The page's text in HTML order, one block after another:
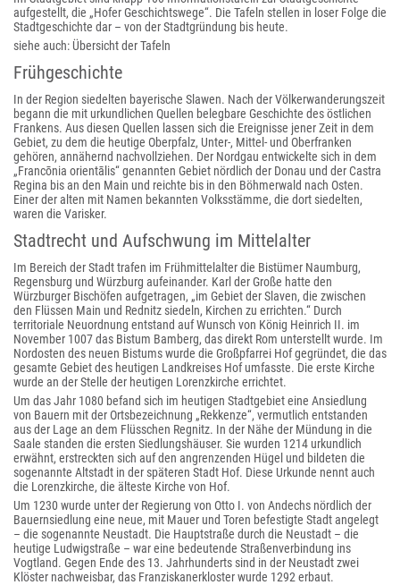
aufgestellt, die „Hofer Geschichtswege“. Die Tafeln stellen in loser Folge die
Stadtgeschichte dar – von der Stadtgründung bis heute.
siehe auch: Übersicht der Tafeln
Frühgeschichte
In der Region siedelten bayerische Slawen. Nach der Völkerwanderungszeit
begann die mit urkundlichen Quellen belegbare Geschichte des östlichen
Frankens. Aus diesen Quellen lassen sich die Ereignisse jener Zeit in dem
Gebiet, zu dem die heutige Oberpfalz, Unter-, Mittel- und Oberfranken
gehören, annähernd nachvollziehen. Der Nordgau entwickelte sich in dem
„Francōnia orientālis“ genannten Gebiet nördlich der Donau und der Castra
Regina bis an den Main und reichte bis in den Böhmerwald nach Osten.
Einer der alten mit Namen bekannten Volksstämme, die dort siedelten,
waren die Varisker.
Stadtrecht und Aufschwung im Mittelalter
Im Bereich der Stadt trafen im Frühmittelalter die Bistümer Naumburg,
Regensburg und Würzburg aufeinander. Karl der Große hatte den
Würzburger Bischöfen aufgetragen, „im Gebiet der Slaven, die zwischen
den Flüssen Main und Rednitz siedeln, Kirchen zu errichten.“ Durch
territoriale Neuordnung entstand auf Wunsch von König Heinrich II. im
November 1007 das Bistum Bamberg, das direkt Rom unterstellt wurde. Im
Nordosten des neuen Bistums wurde die Großpfarrei Hof gegründet, die das
gesamte Gebiet des heutigen Landkreises Hof umfasste. Die erste Kirche
wurde an der Stelle der heutigen Lorenzkirche errichtet.
Um das Jahr 1080 befand sich im heutigen Stadtgebiet eine Ansiedlung
von Bauern mit der Ortsbezeichnung „Rekkenze“, vermutlich entstanden
aus der Lage an dem Flüsschen Regnitz. In der Nähe der Mündung in die
Saale standen die ersten Siedlungshäuser. Sie wurden 1214 urkundlich
erwähnt, erstreckten sich auf den angrenzenden Hügel und bildeten die
sogenannte Altstadt in der späteren Stadt Hof. Diese Urkunde nennt auch
die Lorenzkirche, die älteste Kirche von Hof.
Um 1230 wurde unter der Regierung von Otto I. von Andechs nördlich der
Bauernsiedlung eine neue, mit Mauer und Toren befestigte Stadt angelegt
– die sogenannte Neustadt. Die Hauptstraße durch die Neustadt – die
heutige Ludwigstraße – war eine bedeutende Straßenverbindung ins
Vogtland. Gegen Ende des 13. Jahrhunderts sind in der Neustadt zwei
Klöster nachweisbar, das Franziskanerkloster wurde 1292 erbaut.